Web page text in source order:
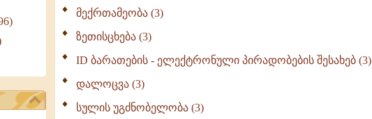
მექრთამეობა (3)
ზეთისცხება (3)
ID ბარათების - ელექტრონული პირადობების შესახებ (3)
დალოცვა (3)
სულის უგძნობელობა (3)